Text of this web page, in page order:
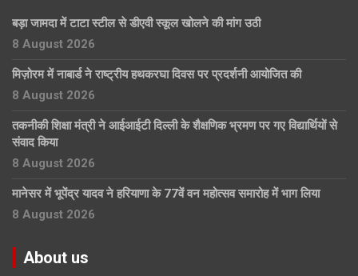
बड़ा जामदा में टाटा स्टील से डीएवी स्कूल खोलने की मांग उठी
8 August 2026
मिज़ोरम में नाबार्ड ने राष्ट्रीय हथकरघा दिवस पर प्रदर्शनी आयोजित की
8 August 2026
तकनीकी शिक्षा मंत्री ने आईआईटी दिल्ली के शैक्षणिक भ्रमण पर गए विद्यार्थियों से
संवाद किया
8 August 2026
मानेसर में भूपेंद्र यादव ने हरियाणा के 77वें वन महोत्सव समारोह में भाग लिया
8 August 2026
About us